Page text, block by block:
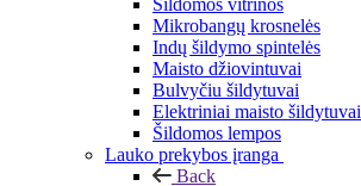
Šildomos vitrinos
Mikrobangų krosnelės
Indų šildymo spintelės
Maisto džiovintuvai
Bulvyčiu šildytuvai
Elektriniai maisto šildytuvai
Šildomos lempos
Lauko prekybos įranga
Back